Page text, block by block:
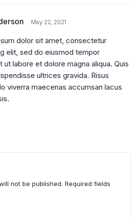
May 22, 2021
dolor sit amet, consectetur
elit, sed do eiusmod tempor
ut labore et dolore magna aliqua. Quis
ultrices gravida. Risus
viverra maecenas accumsan lacus
not be published. Required fields